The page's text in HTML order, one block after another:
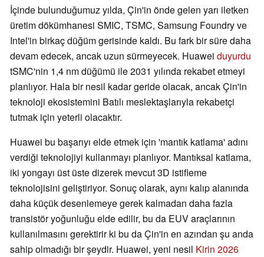
İçinde bulunduğumuz yılda, Çin'in önde gelen yarı iletken
üretim dökümhanesi SMIC, TSMC, Samsung Foundry ve
Intel'in birkaç düğüm gerisinde kaldı. Bu fark bir süre daha
devam edecek, ancak uzun sürmeyecek. Huawei duyurdu
tSMC'nin 1,4 nm düğümü ile 2031 yılında rekabet etmeyi
planlıyor. Hala bir nesil kadar geride olacak, ancak Çin'in
teknoloji ekosistemini Batılı meslektaşlarıyla rekabetçi
tutmak için yeterli olacaktır.
Huawei bu başarıyı elde etmek için 'mantık katlama' adını
verdiği teknolojiyi kullanmayı planlıyor. Mantıksal katlama,
iki yongayı üst üste dizerek mevcut 3D istifleme
teknolojisini geliştiriyor. Sonuç olarak, aynı kalıp alanında
daha küçük desenlemeye gerek kalmadan daha fazla
transistör yoğunluğu elde edilir, bu da EUV araçlarının
kullanılmasını gerektirir ki bu da Çin'in en azından şu anda
sahip olmadığı bir şeydir. Huawei, yeni nesil Kirin 2026